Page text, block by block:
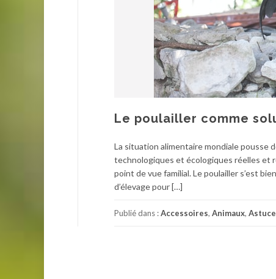
Le poulailler comme
La situation alimentaire mondiale pousse
technologiques et écologiques réelles et
point de vue familial. Le poulailler s’est
d’élevage pour […]
Publié dans :Accessoires, Animaux,